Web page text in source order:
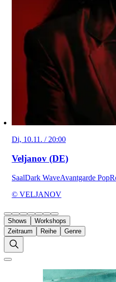
Di, 10.11. / 20:00
Veljanov (DE)
SaalDark WaveAvantgarde Pop
© VELJANOV
Shows
Workshops
Zeitraum
Reihe Genre